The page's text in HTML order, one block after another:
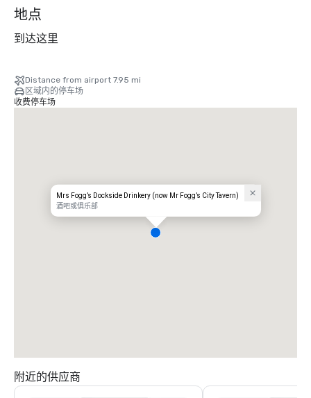
地点
到达这里
Distance from airport 7.95 mi
区域内的停车场
收费停车场
Mrs Fogg’s Dockside Drinkery (now Mr Fogg’s City Tavern)
酒吧或俱乐部
附近的供应商